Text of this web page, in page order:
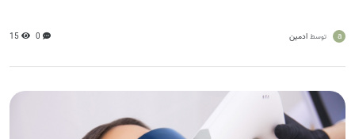
a توسط ادمین 0
15